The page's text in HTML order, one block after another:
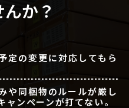
か？
定の変更に対応してもら
や同梱物のルールが厳し
ャンペーンが打てない。